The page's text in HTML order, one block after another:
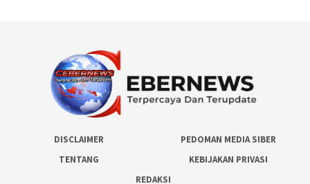
DISCLAIMER
PEDOMAN MEDIA SIBER
TENTANG
KEBIJAKAN PRIVASI
REDAKSI